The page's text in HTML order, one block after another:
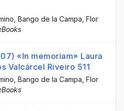
, Bango de la Campa, Flor
«In memoriam» Laura
Valcárcel Riveiro 511
, Bango de la Campa, Flor